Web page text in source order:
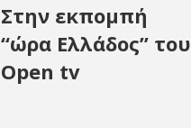
Στην εκπομπή
“ώρα Ελλάδος” του
Open tv